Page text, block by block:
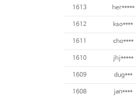
1613 her*****
1612 kso****
1611 cho****
1610 jhj*****
1609 dug***
1608 jan****